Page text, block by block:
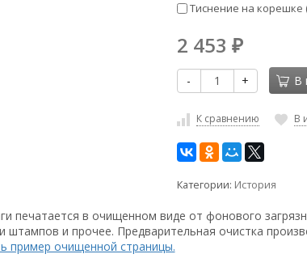
Тиснение на корешке
2 453 ₽
- + В
К сравнению В
Категории: История
печатается в очищенном виде от фонового
штампов и прочее. Предварительная очистка
пример очищенной страницы.